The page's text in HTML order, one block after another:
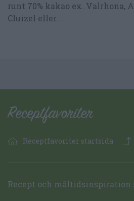
runt 70% kakao ex. Valrhona,
Cluizel eller...
Receptfavoriter startsida
Recept och måltidsinspiration